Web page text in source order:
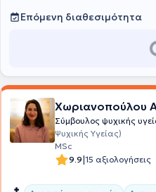
Επόμενη διαθεσιμότητα
Χωριανοπούλου
Σύμβουλος ψυχικής
Ψυχικής Υγείας)
MSc
9.9|15 αξιολογήσεις